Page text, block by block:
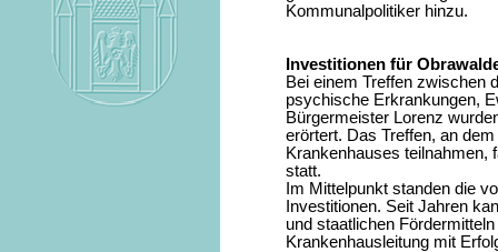
Kommunalpolitiker hinzu.
Investitionen für
Bei einem Treffen zwischen
psychische Erkrankungen,
Bürgermeister Lorenz
erörtert. Das Treffen, an
Krankenhauses teilnahmen,
statt.
Im Mittelpunkt standen die
Investitionen. Seit Jahren
und staatlichen
Krankenhausleitung mit